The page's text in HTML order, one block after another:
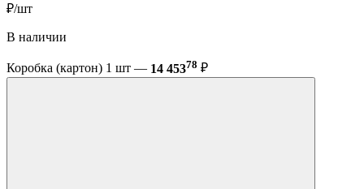
₽/шт
В наличии
Коробка (картон) 1 шт — 14 45378 ₽